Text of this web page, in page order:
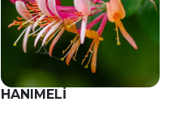
HANIMELI